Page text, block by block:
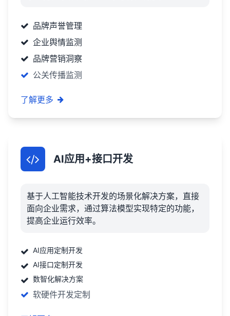
品牌声誉管理
企业舆情监测
品牌营销洞察
公关传播监测
了解更多
AI应用+接口开发
基于人工智能技术开发的场景化解决方案，直接
面向企业需求，通过算法模型实现特定的功能，
提高企业运行效率。
AI应用定制开发
AI接口定制开发
数智化解决方案
软硬件开发定制